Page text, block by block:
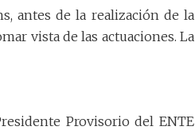
antes de la realización de la
vista de las actuaciones. La
Provisorio del ENTE